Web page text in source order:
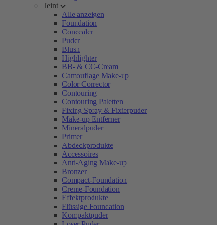
Teint
Alle anzeigen
Foundation
Concealer
Puder
Blush
Highlighter
BB- & CC-Cream
Camouflage Make-up
Color Corrector
Contouring
Contouring Paletten
Fixing Spray & Fixierpuder
Make-up Entferner
Mineralpuder
Primer
Abdeckprodukte
Accessoires
Anti-Aging Make-up
Bronzer
Compact-Foundation
Creme-Foundation
Effektprodukte
Flüssige Foundation
Kompaktpuder